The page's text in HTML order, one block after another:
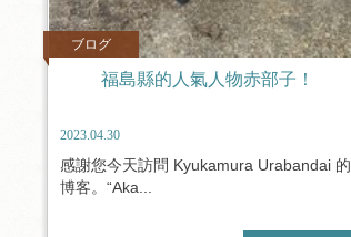
ブログ
福島縣的人氣人物赤部子！
2023.04.30
感謝您今天訪問 Kyukamura Urabandai 的
博客。“Aka...